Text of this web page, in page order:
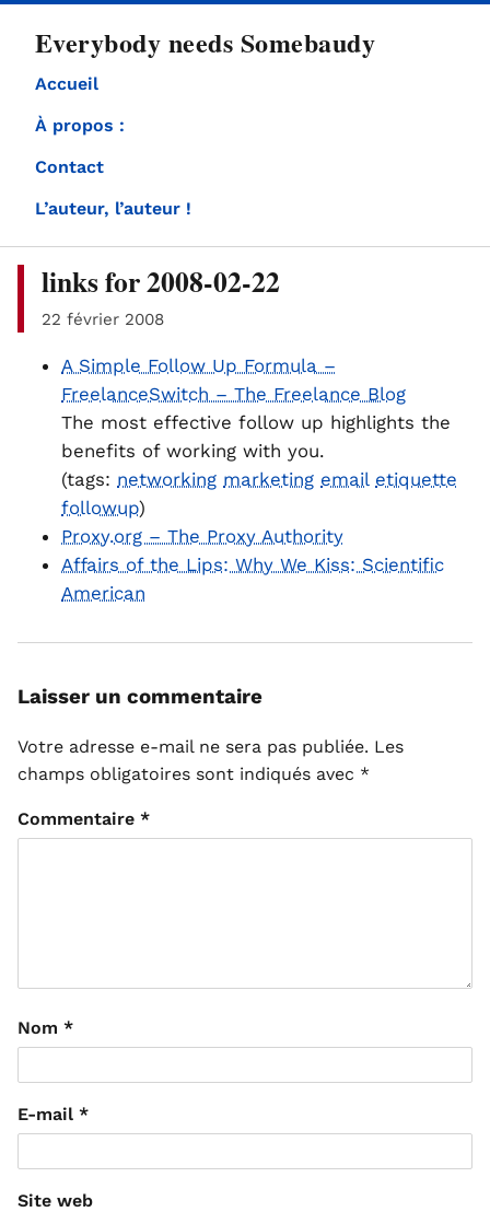
Everybody needs Somebaudy
Accueil
À propos :
Contact
L’auteur, l’auteur !
links for 2008-02-22
22 février 2008
A Simple Follow Up Formula –
FreelanceSwitch – The Freelance Blog
The most effective follow up highlights the
benefits of working with you.
(tags: networking marketing email etiquette
followup)
Proxy.org – The Proxy Authority
Affairs of the Lips: Why We Kiss: Scientific
American
Laisser un commentaire
Votre adresse e-mail ne sera pas publiée. Les
champs obligatoires sont indiqués avec *
Commentaire *
Nom *
E-mail *
Site web